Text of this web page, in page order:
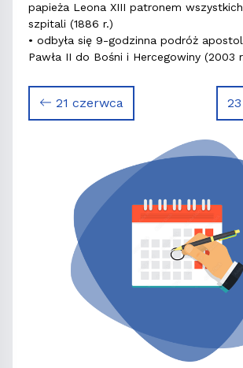
papieża Leona XIII patronem
szpitali (1886 r.)
• odbyła się 9-godzinna podróż
Pawła II do Bośni i Hercegowiny (2003
21 czerwca